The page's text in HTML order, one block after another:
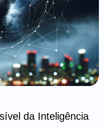
da Inteligência